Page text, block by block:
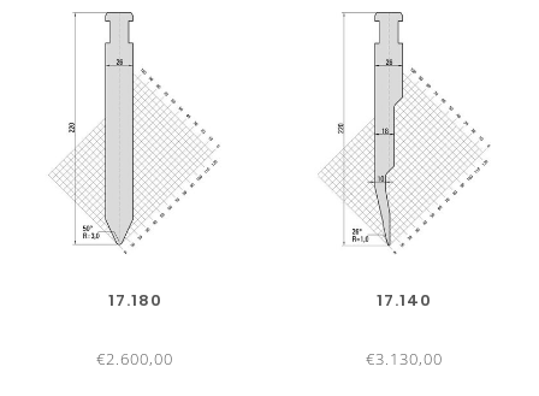
▶ 19 deelstukken, met hielstuk links en rechts
▶ 21 deelstukken, met hielstuk links en rechts
17.180
€2.600,00
17.140
€3.130,00